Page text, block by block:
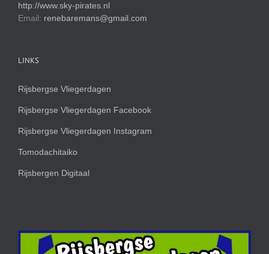
http://www.sky-pirates.nl
Email: renebaremans@gmail.com
LINKS
Rijsbergse Vliegerdagen
Rijsbergse Vliegerdagen Facebook
Rijsbergse Vliegerdagen Instagram
Tomodachitaiko
Rijsbergen Digitaal